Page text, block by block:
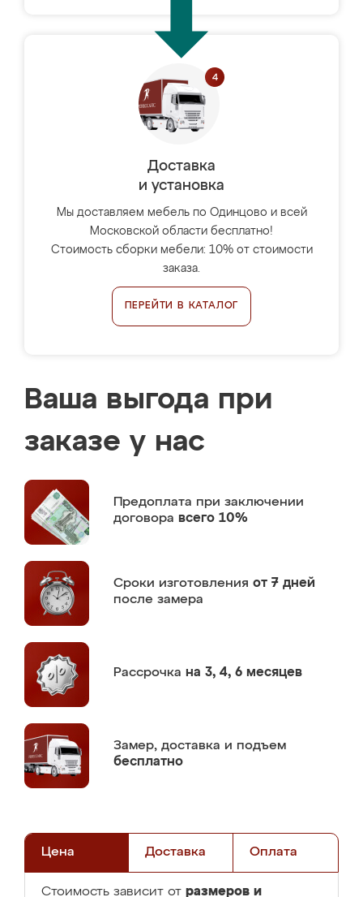
Доставка
и установка
Мы доставляем мебель по Одинцово и всей
Московской области бесплатно!
Стоимость сборки мебели: 10% от стоимости
заказа.
ПЕРЕЙТИ В КАТАЛОГ
Ваша выгода при
заказе у нас
Предоплата при заключении
договора всего 10%
Сроки изготовления от 7 дней
после замера
Рассрочка на 3, 4, 6 месяцев
Замер, доставка и подъем
бесплатно
Цена Доставка Оплата
Стоимость зависит от размеров и